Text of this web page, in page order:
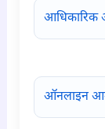
आधिकारिक
ऑनलाइन